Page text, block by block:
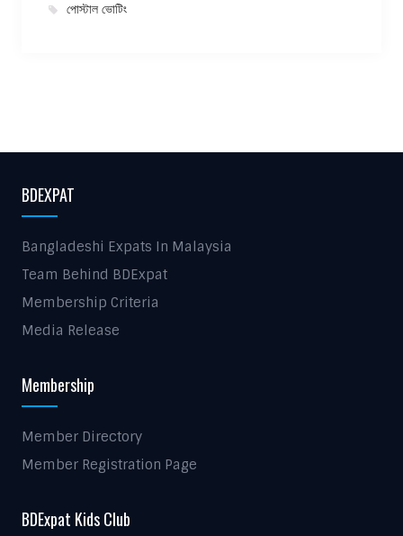
পোস্টাল ভোটিং
BDEXPAT
Bangladeshi Expats In Malaysia
Team Behind BDExpat
Membership Criteria
Media Release
Membership
Member Directory
Member Registration Page
BDExpat Kids Club